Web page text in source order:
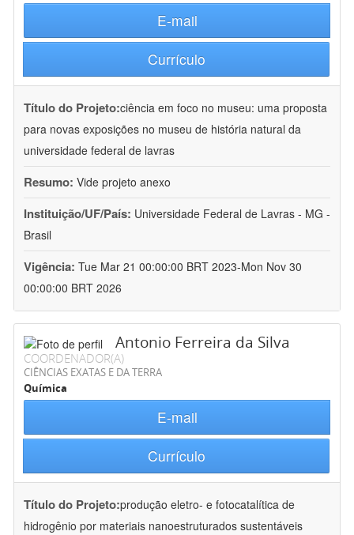
E-mail
Currículo
Título do Projeto:ciência em foco no museu: uma proposta
para novas exposições no museu de história natural da
universidade federal de lavras
Resumo: Vide projeto anexo
Instituição/UF/País: Universidade Federal de Lavras - MG -
Brasil
Vigência: Tue Mar 21 00:00:00 BRT 2023-Mon Nov 30
00:00:00 BRT 2026
Antonio Ferreira da Silva
COORDENADOR(A)
CIÊNCIAS EXATAS E DA TERRA
Química
E-mail
Currículo
Título do Projeto:produção eletro- e fotocatalítica de
hidrogênio por materiais nanoestruturados sustentáveis